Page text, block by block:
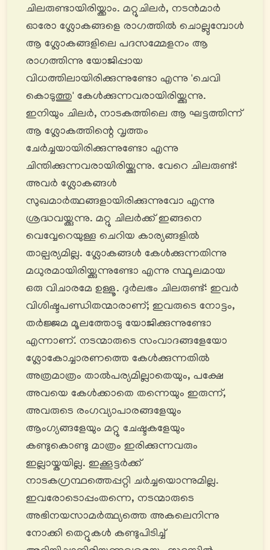
ചിലരുണ്ടായിരിയ്ക്കാം. മറ്റുചിലർ, നടൻമാർ
ഓരോ ശ്ലോകങ്ങളെ രാഗത്തിൽ ചൊല്ലുമ്പോൾ
ആ ശ്ലോകങ്ങളിലെ പദസമ്മേളനം ആ
രാഗത്തിന്നു യോജിപ്പായ
വിധത്തിലായിരിക്കുന്നുണ്ടോ എന്നു 'ചെവി
കൊടുത്തു' കേൾക്കുന്നവരായിരിയ്ക്കുന്നു.
ഇനിയും ചിലർ, നാടകത്തിലെ ആ ഘട്ടത്തിന്ന്
ആ ശ്ലോകത്തിന്റെ വൃത്തം
ചേർച്ചയായിരിക്കുന്നുണ്ടോ എന്നു
ചിന്തിക്കുന്നവരായിരിയ്ക്കുന്നു. വേറെ ചിലരുണ്ട്:
അവർ ശ്ലോകങ്ങൾ
സുഖമാർത്ഥങ്ങളായിരിക്കുന്നുവോ എന്നു
ശ്രദ്ധവയ്ക്കുന്നു. മറ്റു ചിലർക്ക് ഇങ്ങനെ
വെവ്വേറെയുള്ള ചെറിയ കാര്യങ്ങളിൽ
താല്പര്യമില്ല. ശ്ലോകങ്ങൾ കേൾക്കുന്നതിന്നു
മധുരമായിരിയ്ക്കുന്നുണ്ടോ എന്നു സ്ഥൂലമായ
ഒരു വിചാരമേ ഉള്ളൂ. ദുർലഭം ചിലരുണ്ട്: ഇവർ
വിശിഷ്ടപണ്ഡിതന്മാരാണ്; ഇവരുടെ നോട്ടം,
തർജ്ജമ മൂലത്തോടു യോജിക്കുന്നുണ്ടോ
എന്നാണ്. നടന്മാരുടെ സംവാദങ്ങളേയോ
ശ്ലോകോച്ചാരണത്തെ കേൾക്കുന്നതില്‍
അത്രമാത്രം താൽപര്യമില്ലാതെയും, പക്ഷേ
അവയെ കേൾക്കാതെ തന്നെയും ഇരുന്ന്,
അവരുടെ രംഗവ്യാപാരങ്ങളേയും
ആംഗ്യങ്ങളേയും മറ്റു ചേഷ്ടകളേയും
കണ്ടുകൊണ്ടു മാത്രം ഇരിക്കുന്നവരും
ഇല്ലായ്കയില്ല. ഇക്കൂട്ടർക്ക്
നാടകഗ്രന്ഥത്തെപ്പറ്റി ചർച്ചയൊന്നുമില്ല.
ഇവരോടൊപ്പംതന്നെ, നടന്മാരുടെ
അഭിനയസാമർത്ഥ്യത്തെ അകലെനിന്നു
നോക്കി തെറ്റുകൾ കണ്ടുപിടിച്ച്